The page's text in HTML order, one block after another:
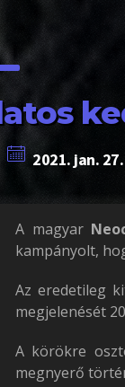
2021. jan. 27.
A magyar
kampányolt,
Az eredetileg
megjelenését
A körökre
megnyerő